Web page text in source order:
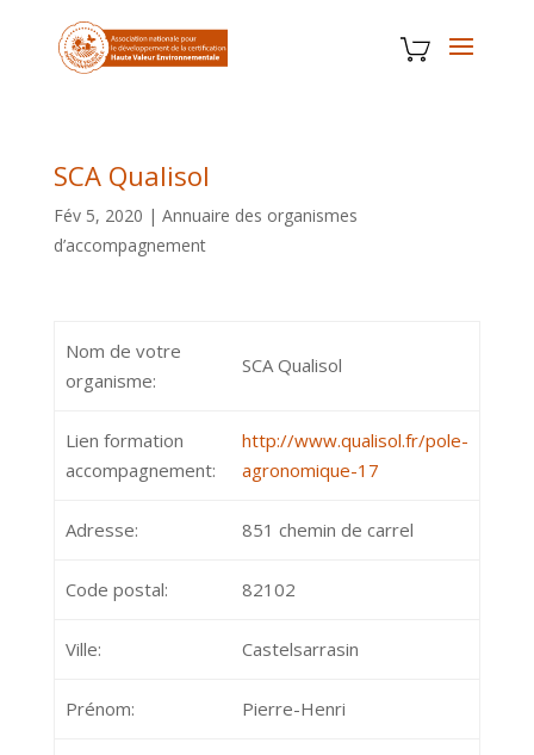
SCA Qualisol
Fév 5, 2020 | Annuaire des organismes
d’accompagnement
Nom de votre
organisme:
SCA Qualisol
Lien formation
accompagnement:
http://www.qualisol.fr/pole-
agronomique-17
Adresse: 851 chemin de carrel
Code postal: 82102
Ville: Castelsarrasin
Prénom: Pierre-Henri